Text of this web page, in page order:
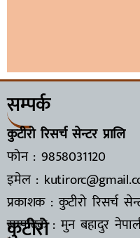
सम्पर्क
कुटीरो रिसर्च सेन्टर प्रालि
फोन : 9858031120
इमेल :
प्रकाशक : कुटीरो रिसर्च
सम्पादक : मुन बहादुर
कुटीरो